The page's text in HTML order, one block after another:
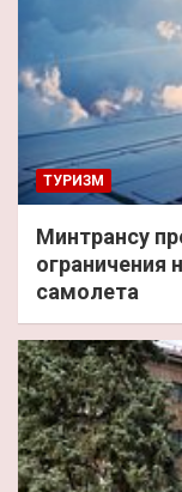
ТУРИЗМ
Минтрансу
ограничения
самолета